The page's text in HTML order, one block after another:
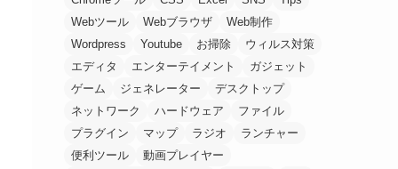
Webツール
Webブラウザ
Web制作
Wordpress
Youtube お掃除
ウィルス対策
エディタ
エンターテイメント
ガジェット
ゲーム
ジェネレーター
デスクトップ
ネットワーク
ハードウェア
ファイル
プラグイン
マップ ラジオ
ランチャー
便利ツール
動画プレイヤー